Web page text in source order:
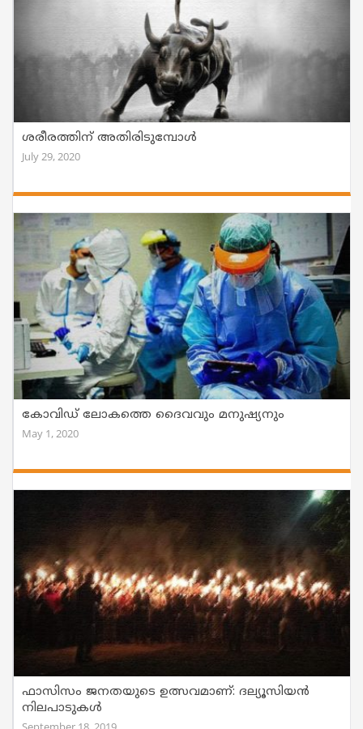
ശരീരത്തിന് അതിരിടുമ്പോൾ
July 29, 2020
കോവിഡ് ലോകത്തെ ദൈവവും മനുഷ്യനും
May 1, 2020
ഫാസിസം ജനതയുടെ ഉത്സവമാണ്: ദല്യൂസിയൻ
നിലപാടുകൾ